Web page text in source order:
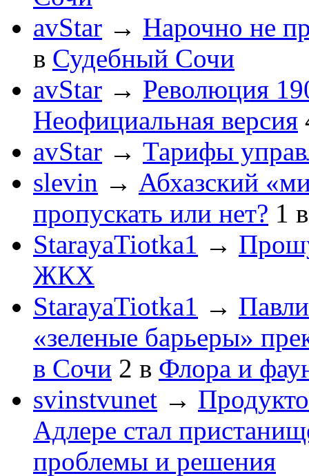
avStar → Нарочно не
в Судебный Сочи
avStar → Революция
Неофициальная версия
avStar → Тарифы
slevin → Абхазский
пропускать или нет? 1
StarayaTiotka1 →
ЖКХ
StarayaTiotka1 →
«зеленые барьеры»
в Сочи 2 в Флора и
svinstvunet →
Адлере стал
проблемы и решения